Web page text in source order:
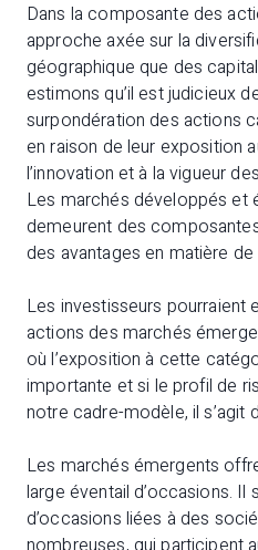
Dans la composante des
approche axée sur la
géographique que des
estimons qu’il est judicieux
surpondération des actions
en raison de leur exposition
l’innovation et à la vigueur
Les marchés développés et
demeurent des
des avantages en matière
Les investisseurs pourraient
actions des marchés
où l’exposition à cette
importante et si le profil de
notre cadre-modèle, il s’agit
Les marchés émergents
large éventail d’occasions. Il
d’occasions liées à des